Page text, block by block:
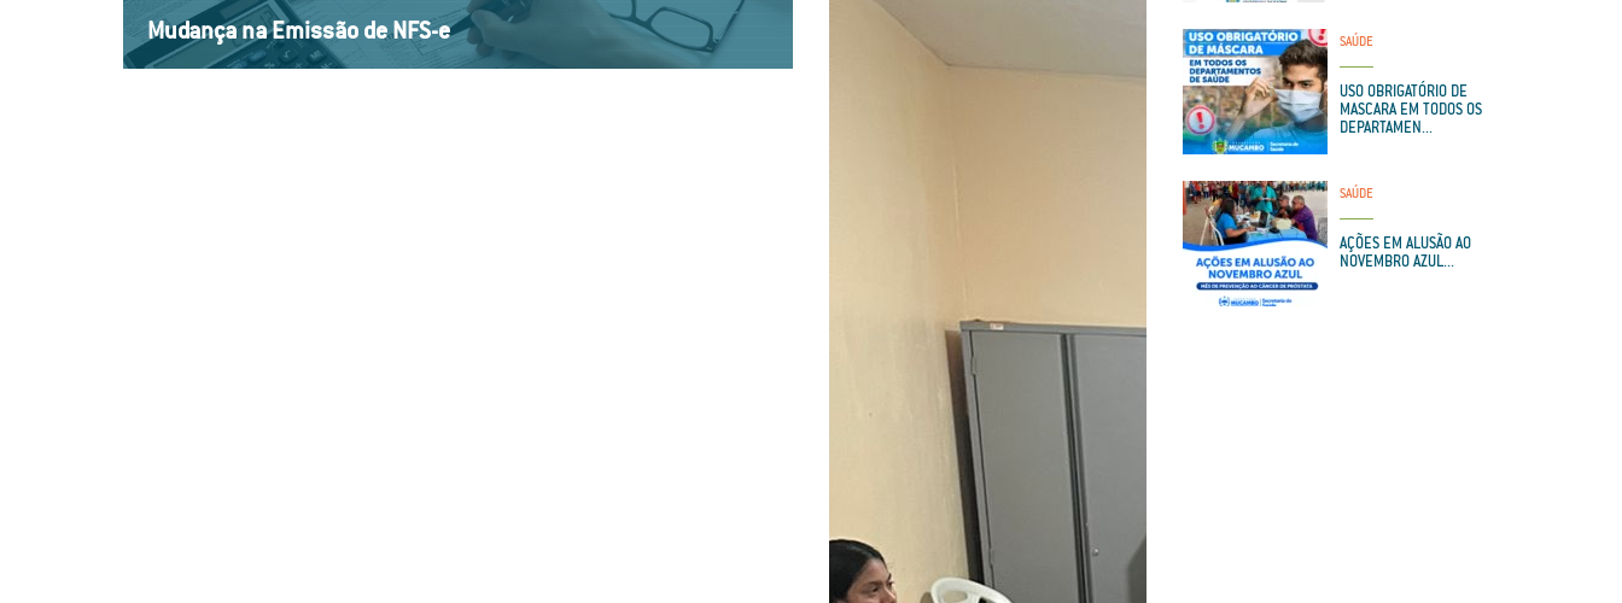
Mudança na Emissão de NFS-e SAÚDE
USO OBRIGATÓRIO DE
MASCARA EM TODOS OS
DEPARTAMEN...
SAÚDE
AÇÕES EM ALUSÃO AO
NOVEMBRO AZUL...